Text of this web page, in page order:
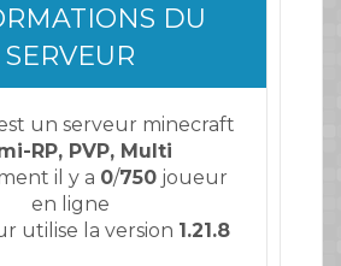
DU
SERVEUR
un serveur minecraft
RP, PVP, Multi
il y a 0/750 joueur
en ligne
utilise la version 1.21.8